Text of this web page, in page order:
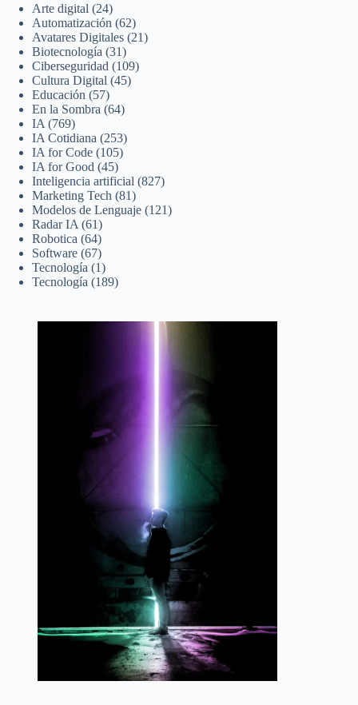
Arte digital (24)
Automatización (62)
Avatares Digitales (21)
Biotecnología (31)
Ciberseguridad (109)
Cultura Digital (45)
Educación (57)
En la Sombra (64)
IA (769)
IA Cotidiana (253)
IA for Code (105)
IA for Good (45)
Inteligencia artificial (827)
Marketing Tech (81)
Modelos de Lenguaje (121)
Radar IA (61)
Robotica (64)
Software (67)
Tecnología (1)
Tecnología (189)